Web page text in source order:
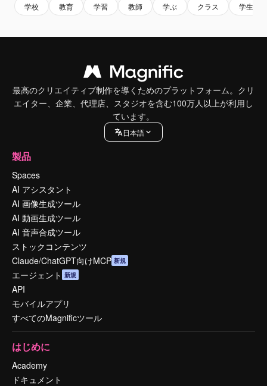
学校 教育 学習 教師 学ぶ クラス 学生
最高のクリエイティブ制作を導くためのプラットフォーム。クリ
エイター、企業、代理店、スタジオを含む100万人以上が利用し
ています。
日本語
製品
Spaces
AI アシスタント
AI 画像生成ツール
AI 動画生成ツール
AI 音声合成ツール
ストックコンテンツ
Claude/ChatGPT向けMCP 新規
エージェント 新規
API
モバイルアプリ
すべてのMagnificツール
はじめに
Academy
ドキュメント